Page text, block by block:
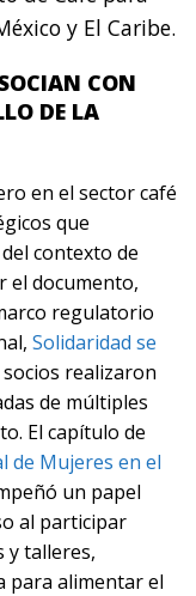
y El Caribe.
CON
DE LA
en el sector café
que
contexto de
el documento,
regulatorio
Solidaridad se
socios realizaron
de múltiples
El capítulo de
de Mujeres en el
un papel
al participar
y talleres,
para alimentar el